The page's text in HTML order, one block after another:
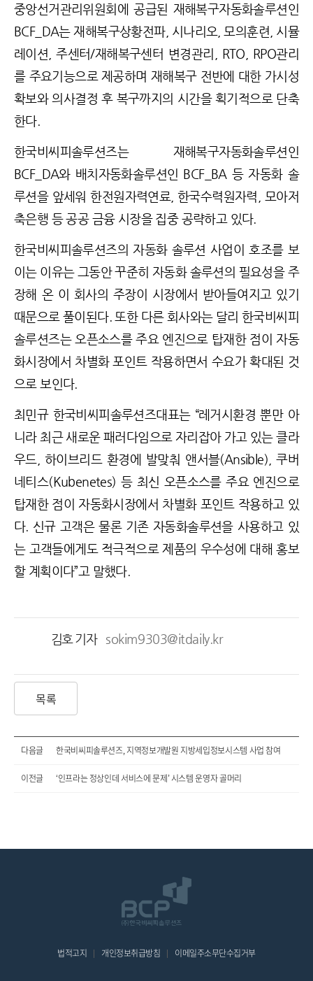
중앙선거관리위원회에 공급된 재해복구자동화솔루션인
BCF_DA는 재해복구상황전파, 시나리오, 모의훈련, 시뮬
레이션, 주센터/재해복구센터 변경관리, RTO, RPO관리
를 주요기능으로 제공하며 재해복구 전반에 대한 가시성
확보와 의사결정 후 복구까지의 시간을 획기적으로 단축
한다.
한국비씨피솔루션즈는 재해복구자동화솔루션인
BCF_DA와 배치자동화솔루션인 BCF_BA 등 자동화 솔
루션을 앞세워 한전원자력연료, 한국수력원자력, 모아저
축은행 등 공공 금융 시장을 집중 공략하고 있다.
한국비씨피솔루션즈의 자동화 솔루션 사업이 호조를 보
이는 이유는 그동안 꾸준히 자동화 솔루션의 필요성을 주
장해 온 이 회사의 주장이 시장에서 받아들여지고 있기
때문으로 풀이된다. 또한 다른 회사와는 달리 한국비씨피
솔루션즈는 오픈소스를 주요 엔진으로 탑재한 점이 자동
화시장에서 차별화 포인트 작용하면서 수요가 확대된 것
으로 보인다.
최민규 한국비씨피솔루션즈대표는 “레거시환경 뿐만 아
니라 최근 새로운 패러다임으로 자리잡아 가고 있는 클라
우드, 하이브리드 환경에 발맞춰 앤서블(Ansible), 쿠버
네티스(Kubenetes) 등 최신 오픈소스를 주요 엔진으로
탑재한 점이 자동화시장에서 차별화 포인트 작용하고 있
다. 신규 고객은 물론 기존 자동화솔루션을 사용하고 있
는 고객들에게도 적극적으로 제품의 우수성에 대해 홍보
할 계획이다”고 말했다.
김호 기자 sokim9303@itdaily.kr
목록
다음글 한국비씨피솔루션즈, 지역정보개발원 지방세입정보시스템 사업 참여
이전글 ‘인프라는 정상인데 서비스에 문제’ 시스템 운영자 골머리
법적고지 개인정보취급방침 이메일주소무단수집거부